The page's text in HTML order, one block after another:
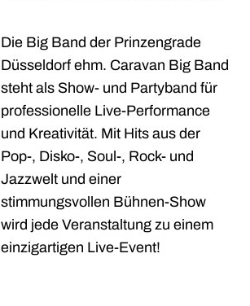
Die Big Band der Prinzengrade
Düsseldorf ehm. Caravan Big Band
steht als Show- und Partyband für
professionelle Live-Performance
und Kreativität. Mit Hits aus der
Pop-, Disko-, Soul-, Rock- und
Jazzwelt und einer
stimmungsvollen Bühnen-Show
wird jede Veranstaltung zu einem
einzigartigen Live-Event!